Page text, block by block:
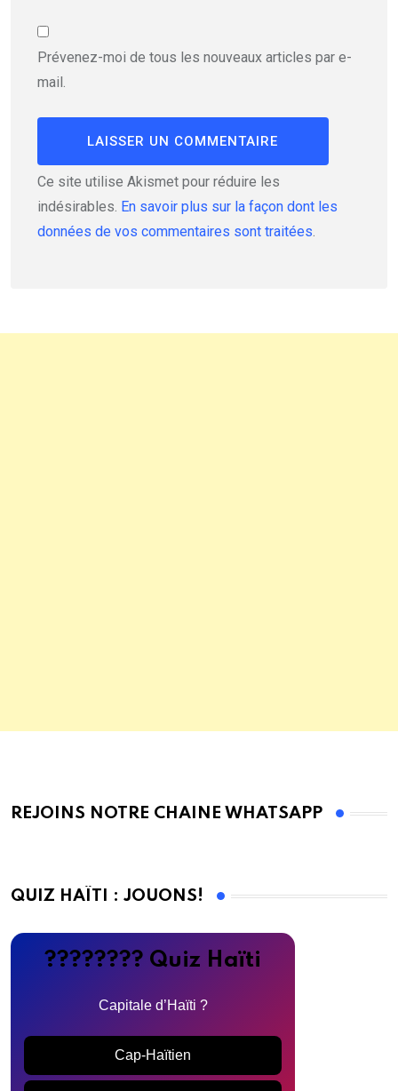
Prévenez-moi de tous les nouveaux articles par e-
mail.
Ce site utilise Akismet pour réduire les
indésirables. En savoir plus sur la façon dont les
données de vos commentaires sont traitées.
REJOINS NOTRE CHAINE WHATSAPP
QUIZ HAÏTI : JOUONS!
???????? Quiz Haïti
Capitale d’Haïti ?
Cap-Haïtien